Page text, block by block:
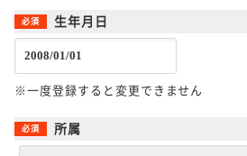
生年月日
※一度登録すると変更できません
所属